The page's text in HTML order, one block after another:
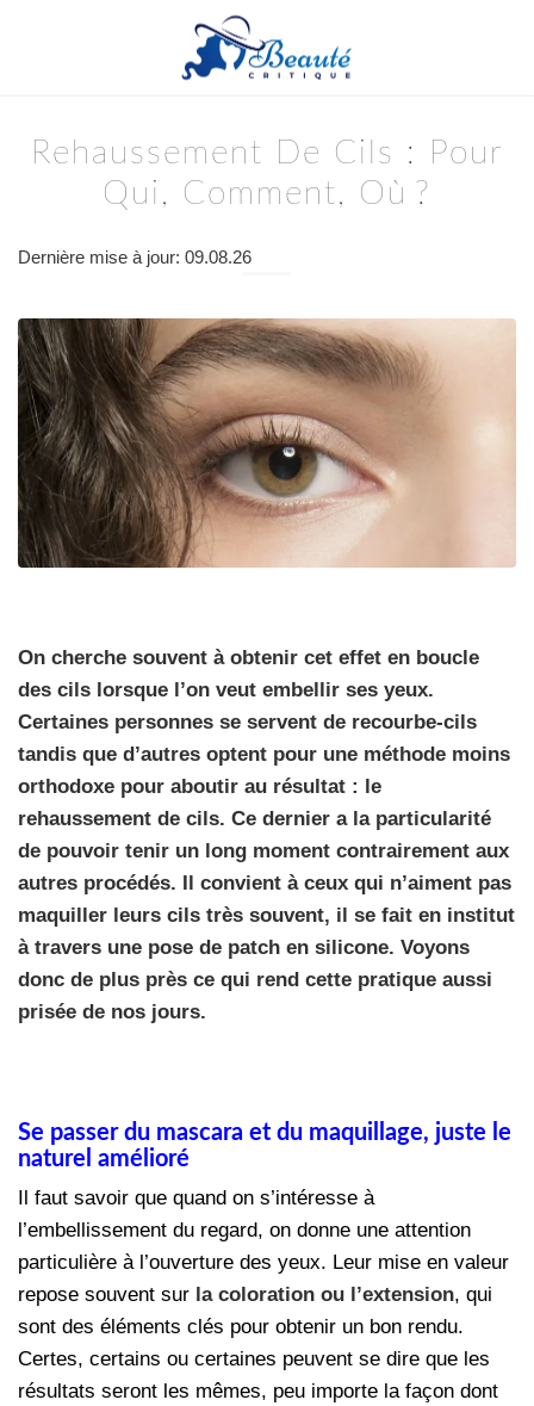
Rehaussement De Cils : Pour
Qui, Comment, Où ?
Dernière mise à jour: 09.08.26
On cherche souvent à obtenir cet effet en boucle
des cils lorsque l’on veut embellir ses yeux.
Certaines personnes se servent de recourbe-cils
tandis que d’autres optent pour une méthode moins
orthodoxe pour aboutir au résultat : le
rehaussement de cils. Ce dernier a la particularité
de pouvoir tenir un long moment contrairement aux
autres procédés. Il convient à ceux qui n’aiment pas
maquiller leurs cils très souvent, il se fait en institut
à travers une pose de patch en silicone. Voyons
donc de plus près ce qui rend cette pratique aussi
prisée de nos jours.
Se passer du mascara et du maquillage, juste le
naturel amélioré
Il faut savoir que quand on s’intéresse à
l’embellissement du regard, on donne une attention
particulière à l’ouverture des yeux. Leur mise en valeur
repose souvent sur la coloration ou l’extension, qui
sont des éléments clés pour obtenir un bon rendu.
Certes, certains ou certaines peuvent se dire que les
résultats seront les mêmes, peu importe la façon dont